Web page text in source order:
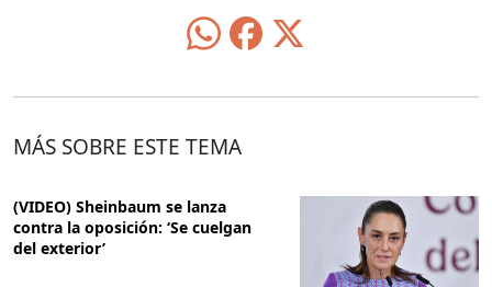
MÁS SOBRE ESTE TEMA
(VIDEO) Sheinbaum se lanza
contra la oposición: ‘Se cuelgan
del exterior’